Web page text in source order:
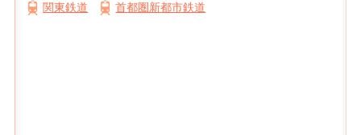
関東鉄道
首都圏新都市鉄道